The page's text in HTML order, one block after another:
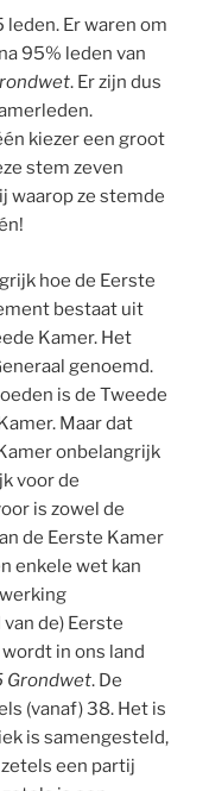
Er waren om
95% leden van
. Er zijn dus
kiezer een groot
stem zeven
waarop ze stemde
hoe de Eerste
bestaat uit
Kamer. Het
genoemd.
is de Tweede
Maar dat
onbelangrijk
voor de
is zowel de
de Eerste Kamer
enkele wet kan
de) Eerste
in ons land
Grondwet. De
(vanaf) 38. Het is
is samengesteld,
een partij